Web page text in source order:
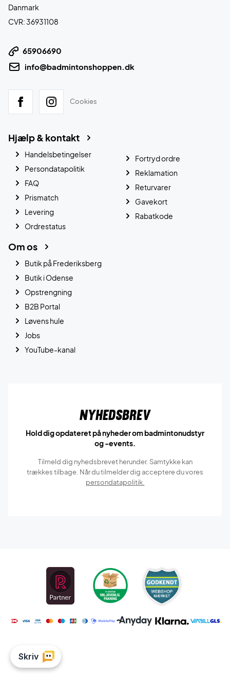
Danmark
CVR: 36931108
65906690
info@badmintonshoppen.dk
Cookies
Hjælp & kontakt
Handelsbetingelser
Persondatapolitik
FAQ
Prismatch
Levering
Ordrestatus
Fortryd ordre
Reklamation
Returvarer
Gavekort
Rabatkode
Om os
Butik på Frederiksberg
Butik i Odense
Opstrengning
B2B Portal
Løvens hule
Jobs
YouTube-kanal
Nyhedsbrev
Hold dig opdateret på nyheder om badmintonudstyr
og -events.
Tilmeld dig nyhedsbrevet herunder. Samtykke kan
trækkes tilbage. Når du tilmelder dig acceptere du vores
persondatapolitik.